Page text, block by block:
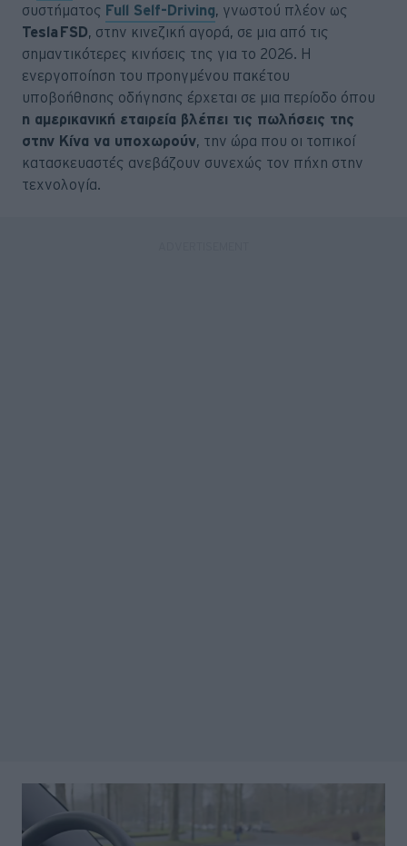
συστήματος Full Self-Driving, γνωστού πλέον ως
Tesla FSD, στην κινεζική αγορά, σε μια από τις
σημαντικότερες κινήσεις της για το 2026. Η
ενεργοποίηση του προηγμένου πακέτου
υποβοήθησης οδήγησης έρχεται σε μια περίοδο όπου
η αμερικανική εταιρεία βλέπει τις πωλήσεις της
στην Κίνα να υποχωρούν, την ώρα που οι τοπικοί
κατασκευαστές ανεβάζουν συνεχώς τον πήχη στην
τεχνολογία.